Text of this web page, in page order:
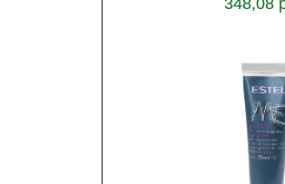
348,08
В